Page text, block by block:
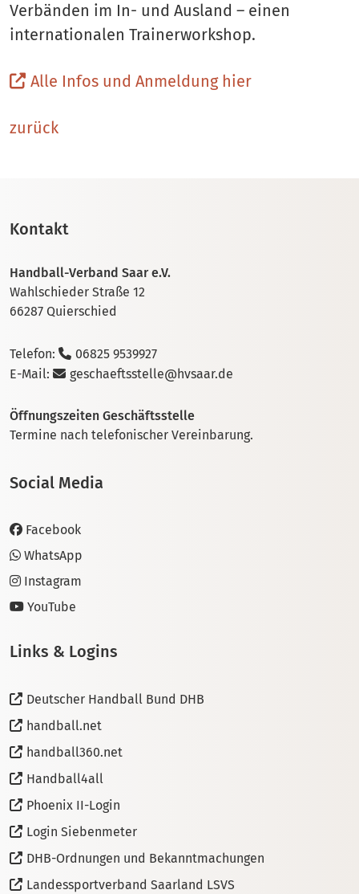
Verbänden im In- und Ausland – einen
internationalen Trainerworkshop.
Alle Infos und Anmeldung hier
zurück
Kontakt
Handball-Verband Saar e.V.
Wahlschieder Straße 12
66287 Quierschied
Telefon:
06825 9539927
E-Mail:
geschaeftsstelle@hvsaar.de
Öffnungszeiten Geschäftsstelle
Termine nach telefonischer Vereinbarung.
Social Media
Facebook
WhatsApp
Instagram
YouTube
Links & Logins
Deutscher Handball Bund DHB
handball.net
handball360.net
Handball4all
Phoenix II-Login
Login Siebenmeter
DHB-Ordnungen und Bekanntmachungen
Landessportverband Saarland LSVS